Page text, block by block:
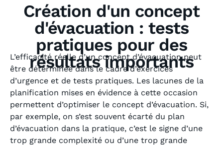
Création d'un concept
d'évacuation : tests
pratiques pour des
résultats importants
L’efficacité réelle d’un concept d’évacuation peut
être déterminée dans le cadre d’exercices
d’urgence et de tests pratiques. Les lacunes de la
planification mises en évidence à cette occasion
permettent d’optimiser le concept d’évacuation. Si,
par exemple, on s’est souvent écarté du plan
d’évacuation dans la pratique, c’est le signe d’une
trop grande complexité ou d’une trop grande